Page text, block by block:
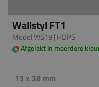
Wallstyl FT1
Model WS19| HDPS
Afgelakt in meerdere
13 x 38 mm